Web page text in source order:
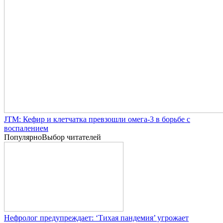
JTM: Кефир и клетчатка превзошли омега-3 в борьбе с
воспалением
ПопулярноВыбор читателей
Нефролог предупреждает: ‘Тихая пандемия’ угрожает